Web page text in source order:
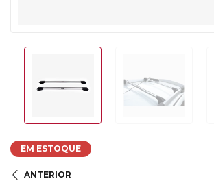
EM ESTOQUE
ANTERIOR